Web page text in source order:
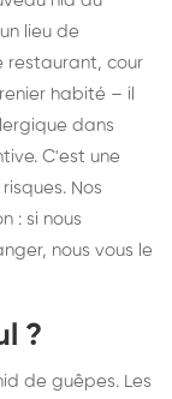
lieu de
restaurant, cour
habité – il
dans
C'est une
Nos
: si nous
nous vous le
?
de guêpes. Les